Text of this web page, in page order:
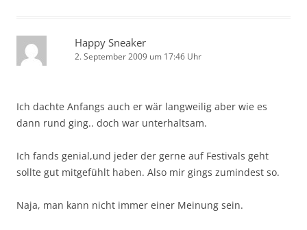
Happy Sneaker
2. September 2009 um 17:46 Uhr
Ich dachte Anfangs auch er wär langweilig aber wie es
dann rund ging.. doch war unterhaltsam.
Ich fands genial,und jeder der gerne auf Festivals geht
sollte gut mitgefühlt haben. Also mir gings zumindest so.
Naja, man kann nicht immer einer Meinung sein.